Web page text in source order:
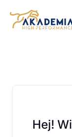
treści
Hej!